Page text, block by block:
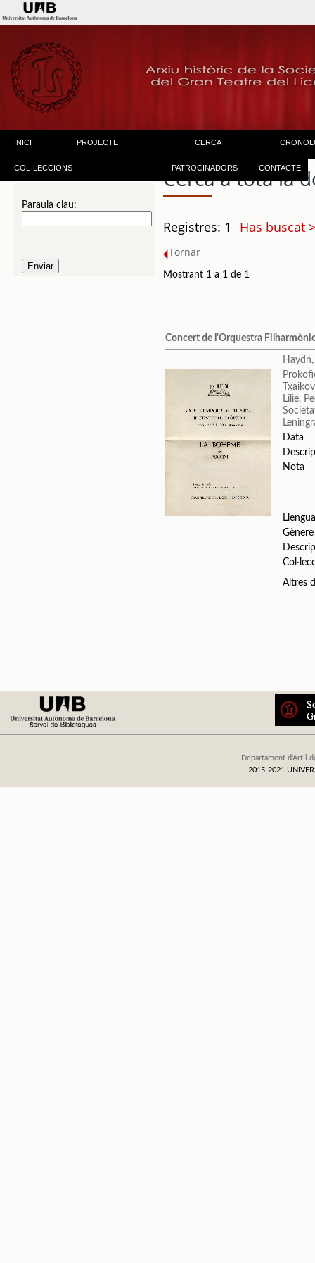
INICI PROJECTE CERCA
COL·LECCIONS PATROCINADORS CONTACTE
Paraula clau:
Cerca a tota la
Registres: 1 Has buscat
Tornar
Mostrant 1 a 1 de 1
Concert de l'Orquestra
Lilie,
Data
Nota
Gènere
Altres
Departament d'Art i
2015-2021